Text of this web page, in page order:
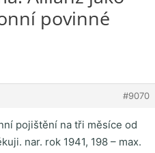
povinné
#9070
pojištění na tři měsíce od
nar. rok 1941, 198 – max.